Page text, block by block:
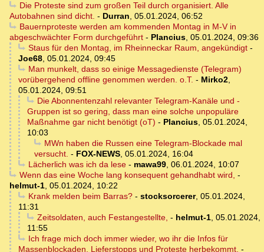
Die Proteste sind zum großen Teil durch organisiert. Alle
Autobahnen sind dicht. - Durran, 05.01.2024, 06:52
Bauernproteste werden am kommenden Montag in M-V in
abgeschwächter Form durchgeführt - Plancius, 05.01.2024, 09:36
Staus für den Montag, im Rheinneckar Raum, angekündigt-
Joe68, 05.01.2024, 09:45
Man munkelt, dass so einige Messagedienste (Telegram)
vorübergehend offline genommen werden. o.T. - Mirko2,
05.01.2024, 09:51
Die Abonnentenzahl relevanter Telegram-Kanäle und -
Gruppen ist so gering, dass man eine solche unpopuläre
Maßnahme gar nicht benötigt (oT) - Plancius, 05.01.2024,
10:03
MWn haben die Russen eine Telegram-Blockade mal
versucht. - FOX-NEWS, 05.01.2024, 16:04
Lächerlich was ich da lese- mawa99, 06.01.2024, 10:07
Wenn das eine Woche lang konsequent gehandhabt wird, -
helmut-1, 05.01.2024, 10:22
Krank melden beim Barras?- stocksorcerer, 05.01.2024,
11:31
Zeitsoldaten, auch Festangestellte, - helmut-1, 05.01.2024,
11:55
Ich frage mich doch immer wieder, wo ihr die Infos für
Massenblockaden, Lieferstopps und Proteste herbekommt. -